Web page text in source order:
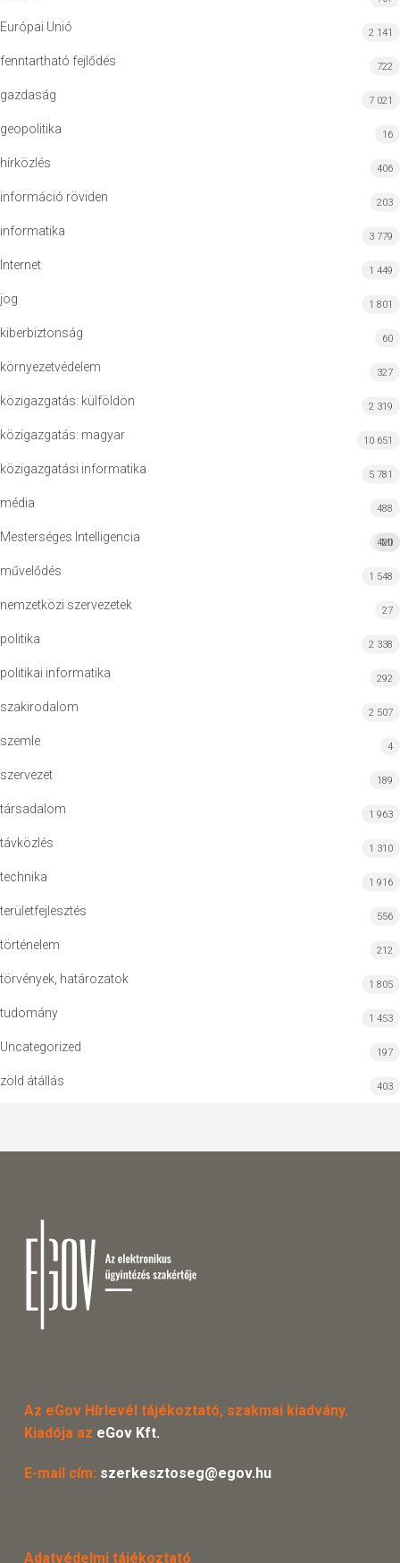
Európai Unió 2 141
fenntartható fejlődés 722
gazdaság 7 021
geopolitika 16
hírközlés 406
információ röviden 203
informatika 3 779
Internet 1 449
jog 1 801
kiberbiztonság 60
környezetvédelem 327
közigazgatás: külföldön 2 319
közigazgatás: magyar 10 651
közigazgatási informatika 5 781
média 488
Mesterséges Intelligencia MI
420
művelődés 1 548
nemzetközi szervezetek 27
politika 2 338
politikai informatika 292
szakirodalom 2 507
szemle 4
szervezet 189
társadalom 1 963
távközlés 1 310
technika 1 916
területfejlesztés 556
történelem 212
törvények, határozatok 1 805
tudomány 1 453
Uncategorized 197
zöld átállás 403
Az eGov Hírlevél tájékoztató, szakmai kiadvány.
Kiadója az eGov Kft.
E-mail cím: szerkesztoseg@egov.hu
Adatvédelmi tájékoztató